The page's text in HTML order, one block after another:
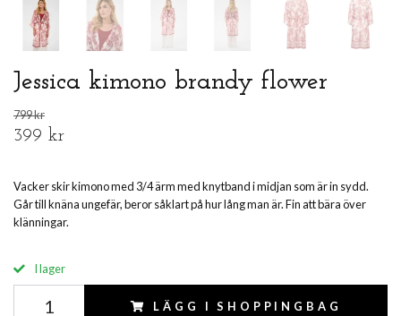
Jessica kimono brandy flower
799 kr
399 kr
Vacker skir kimono med 3/4 ärm med knytband i midjan som är in sydd.
Går till knäna ungefär, beror såklart på hur lång man är. Fin att bära över
klänningar.
I lager
LÄGG I SHOPPINGBAG